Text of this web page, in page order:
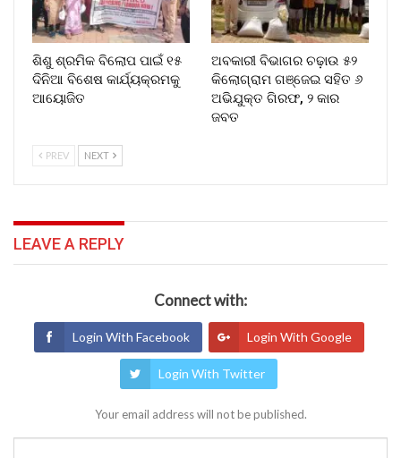
ଶିଶୁ ଶ୍ରମିକ ବିଲୋପ ପାଇଁ ୧୫
ଦିନିଆ ବିଶେଷ କାର୍ଯ୍ୟକ୍ରମକୁ
ଆୟୋଜିତ
ଅବକାରୀ ବିଭାଗର ଚଢ଼ାଉ ୫୨
କିଲୋଗ୍ରାମ ଗଞ୍ଜେଇ ସହିତ ୬
ଅଭିଯୁକ୍ତ ଗିରଫ, ୨ କାର
ଜବତ
PREV NEXT
LEAVE A REPLY
Connect with:
Login With Facebook Login With Google
Login With Twitter
Your email address will not be published.